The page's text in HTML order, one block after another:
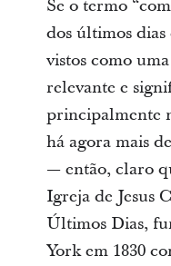
Se o termo
dos últimos dias
vistos como
relevante e
principalmente
há agora mais
— então, claro
Igreja de Jesus
Últimos Dias,
York em 1830